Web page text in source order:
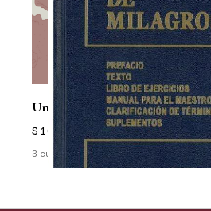
Un Curso De Milagros
$ 104.680
3 cuotas sin interés de $ 34.893